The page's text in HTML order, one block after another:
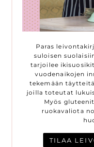
Paras
suloisen
tarjoilee
vuodenaikojen
tekemään
joilla toteutat
Myös
ruokavaliota
TILAA